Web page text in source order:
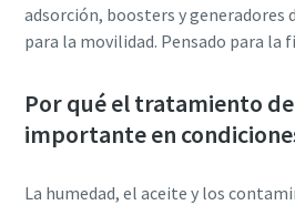
adsorción, boosters y generadores
para la movilidad. Pensado para la
Por qué el tratamiento
importante en
La humedad, el aceite y los